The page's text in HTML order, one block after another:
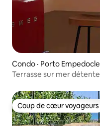
Condo · Porto Empedocle
Coup de cœur voyageurs
Coup de cœur voyageurs